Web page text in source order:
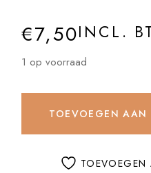
€7,50INCL.
1 op voorraad
TOEVOEGEN AAN
TOEVOEGEN